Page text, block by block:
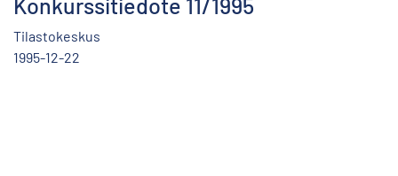
Konkurssitiedote 11/1995
Tilastokeskus
1995-12-22